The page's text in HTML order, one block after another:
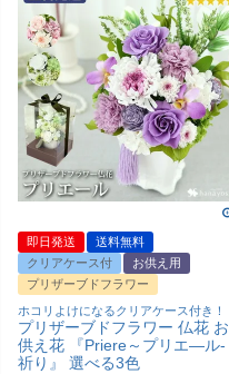
即日発送
送料無料
クリアケース付
お供え用
プリザーブドフラワー
ホコリよけになるクリアケース付き！
プリザーブドフラワー 仏花 お
供え花 『Priere～プリエ―ル-
祈り』 選べる3色